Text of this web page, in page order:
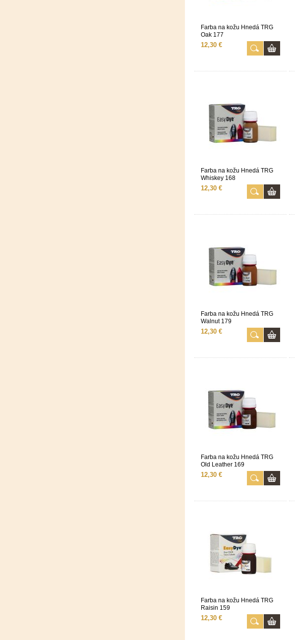
Farba na kožu Hnedá TRG
Oak 177
12,30 €
Farba na kožu Hnedá TRG
Whiskey 168
12,30 €
Farba na kožu Hnedá TRG
Walnut 179
12,30 €
Farba na kožu Hnedá TRG
Old Leather 169
12,30 €
Farba na kožu Hnedá TRG
Raisin 159
12,30 €